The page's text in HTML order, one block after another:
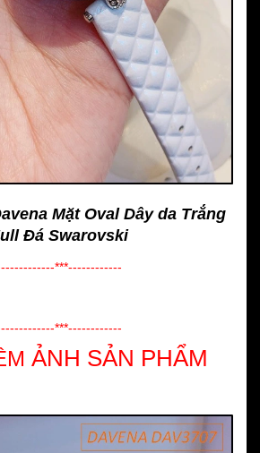
Mặt Oval Dây da Trắng
Đá Swarovski
***------------
***------------
ẢNH SẢN PHẨM